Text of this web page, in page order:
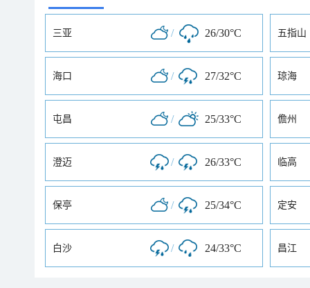
三亚 / 26/30°C 五指山
海口 / 27/32°C 琼海
屯昌 / 25/33°C 儋州
澄迈 / 26/33°C 临高
保亭 / 25/34°C 定安
白沙 / 24/33°C 昌江